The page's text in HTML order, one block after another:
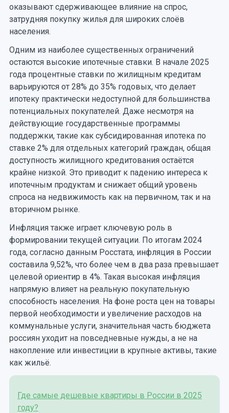
оказывают сдерживающее влияние на спрос,
затрудняя покупку жилья для широких слоёв
населения.
Одним из наиболее существенных ограничений
остаются высокие ипотечные ставки. В начале 2025
года процентные ставки по жилищным кредитам
варьируются от 28% до 35% годовых, что делает
ипотеку практически недоступной для большинства
потенциальных покупателей. Даже несмотря на
действующие государственные программы
поддержки, такие как субсидированная ипотека по
ставке 2% для отдельных категорий граждан, общая
доступность жилищного кредитования остаётся
крайне низкой. Это приводит к падению интереса к
ипотечным продуктам и снижает общий уровень
спроса на недвижимость как на первичном, так и на
вторичном рынке.
Инфляция также играет ключевую роль в
формировании текущей ситуации. По итогам 2024
года, согласно данным Росстата, инфляция в России
составила 9,52%, что более чем в два раза превышает
целевой ориентир в 4%. Такая высокая инфляция
напрямую влияет на реальную покупательную
способность населения. На фоне роста цен на товары
первой необходимости и увеличение расходов на
коммунальные услуги, значительная часть бюджета
россиян уходит на повседневные нужды, а не на
накопление или инвестиции в крупные активы, такие
как жильё.
Где самые дешевые квартиры в России в 2025
году?